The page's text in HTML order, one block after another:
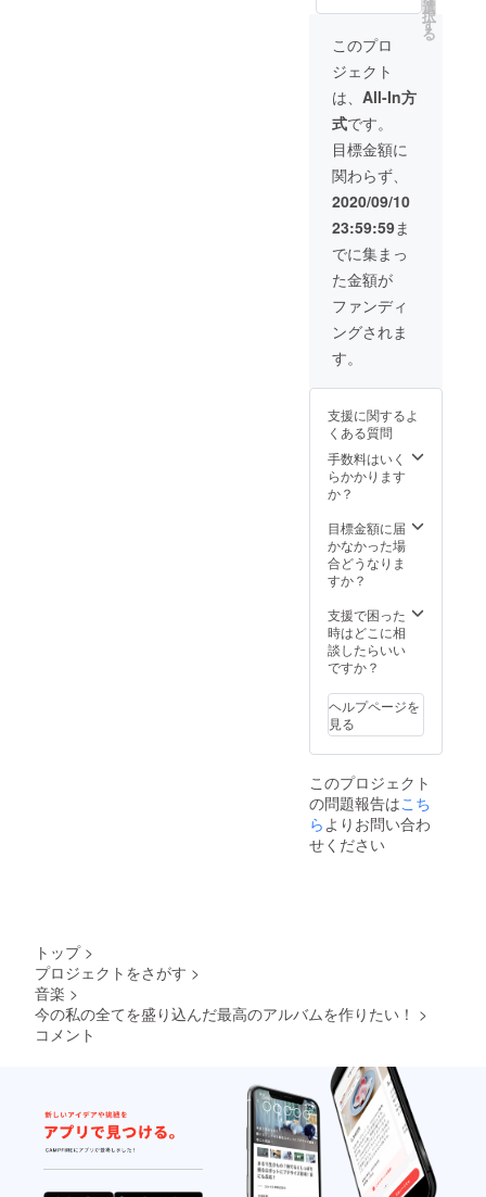
・生ボイス
MP3(朝のあいさ
つ＋お疲れ様＋
行ってらっしゃ
い＋おやすみな
さい） ・CDク
レジット表記 ・
NORIEとのツー
ショットチェキ
・NORIE直筆お
ム発売記念リ
モートライブご
招待 ・レコー
ディング風景動
画
選
択
す
る
このプロ
ジェクト
は、 All-In方
式です。
目標金額に
関わらず、
2020/09/10
23:59:59ま
でに集まっ
た金額が
ファンディ
ングされま
す。
支援に関するよ
くある質問
手数料はいく
らかかります
か？
目標金額に届
かなかった場
合どうなりま
すか？
支援で困った
時はどこに相
談したらいい
ですか？
ヘルプページを
見る
このプロジェクト
の問題報告はこち
ら よりお問い合わ
せください
トップ >
プロジェクトをさがす >
音楽 >
今の私の全てを盛り込んだ最高のアルバムを作りたい！ >
コメント